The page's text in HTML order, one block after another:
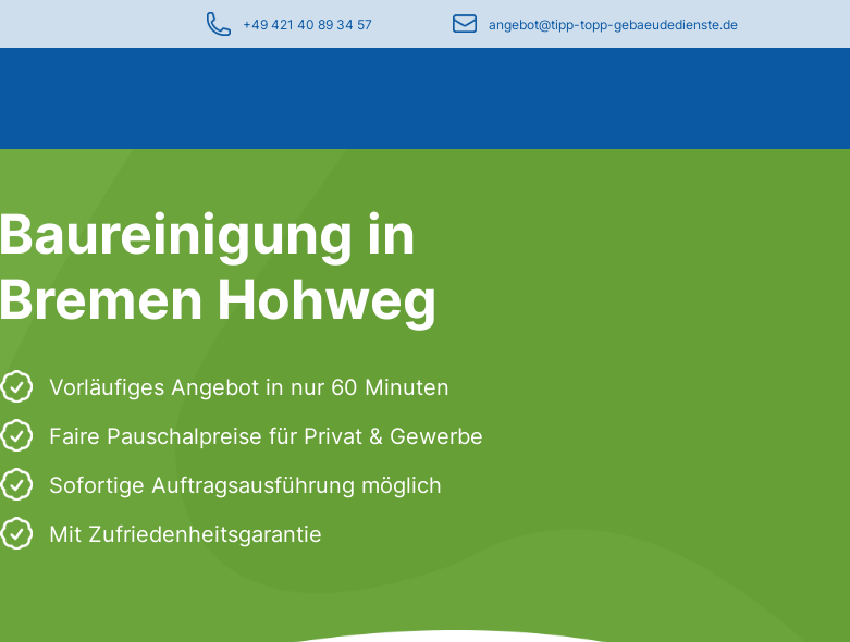
+49 421 40 89 34 57 angebot@tipp-topp-gebaeudedienste.de
Baureinigung in
Bremen Hohweg
Vorläufiges Angebot in nur 60 Minuten
Faire Pauschalpreise für Privat & Gewerbe
Sofortige Auftragsausführung möglich
Mit Zufriedenheitsgarantie